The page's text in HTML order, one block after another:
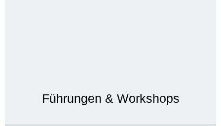
Führungen & Workshops